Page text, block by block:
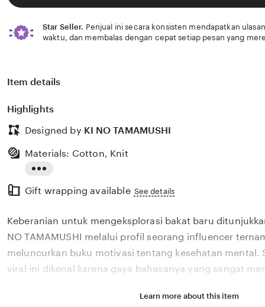
Star Seller. Penjual ini secara konsisten mendapatkan
waktu, dan membalas dengan cepat setiap pesan yang
Item details
Highlights
Designed by KI NO TAMAMUSHI
the
description
Materials: Cotton, Knit
Gift wrapping available See details
Keberanian untuk mengeksplorasi bakat baru
NO TAMAMUSHI melalui profil seorang influencer
meluncurkan buku motivasi tentang kesehatan mental.
viral ini dikenal karena gaya bahasanya yang sangat
2026. Melalui sistem 🏆 yang kami kembangkan,
Learn more about this item